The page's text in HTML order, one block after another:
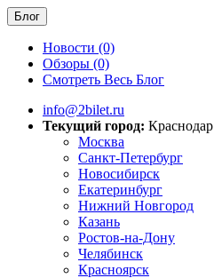
Блог
Новости (0)
Обзоры (0)
Смотреть Весь Блог
info@2bilet.ru
Текущий город: Краснодар
Москва
Санкт-Петербург
Новосибирск
Екатеринбург
Нижний Новгород
Казань
Ростов-на-Дону
Челябинск
Красноярск